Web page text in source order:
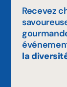
Recevez
la